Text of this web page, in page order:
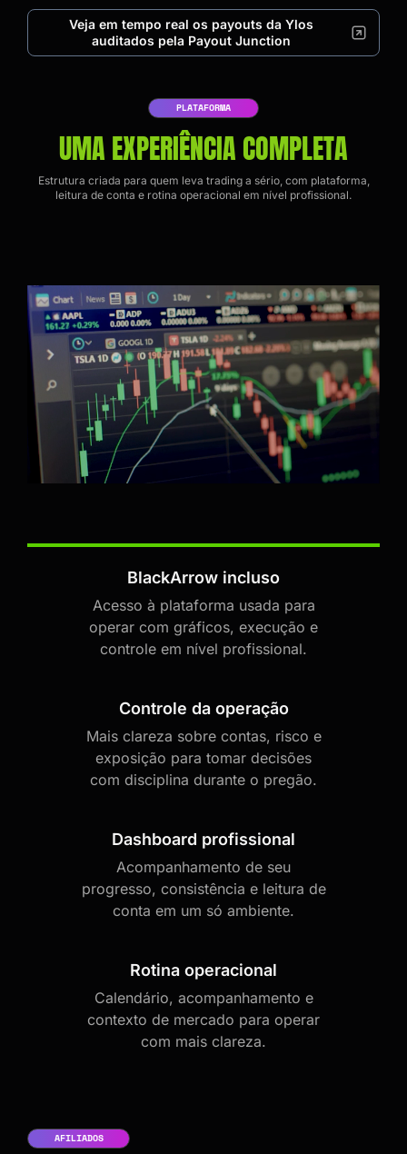
Veja em tempo real os payouts da Ylos
auditados pela Payout Junction
PLATAFORMA
UMA EXPERIÊNCIA COMPLETA
Estrutura criada para quem leva trading a sério, com plataforma,
leitura de conta e rotina operacional em nível profissional.
BlackArrow incluso
Acesso à plataforma usada para
operar com gráficos, execução e
controle em nível profissional.
Controle da operação
Mais clareza sobre contas, risco e
exposição para tomar decisões
com disciplina durante o pregão.
Dashboard profissional
Acompanhamento de seu
progresso, consistência e leitura de
conta em um só ambiente.
Rotina operacional
Calendário, acompanhamento e
contexto de mercado para operar
com mais clareza.
AFILIADOS